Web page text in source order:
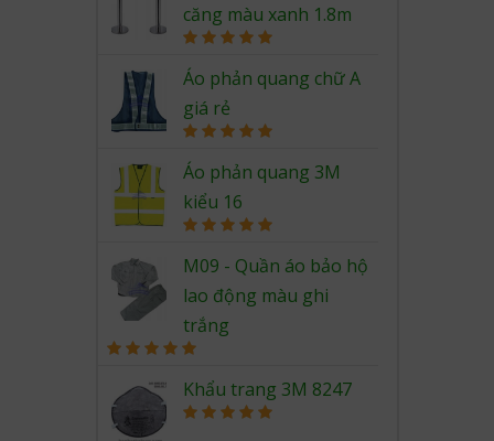
căng màu xanh 1.8m
out of 5
Áo phản quang chữ A
giá rẻ
out of 5
Áo phản quang 3M
kiểu 16
out of 5
M09 - Quần áo bảo hộ
lao động màu ghi
trắng
out of 5 Khẩu trang 3M 8247